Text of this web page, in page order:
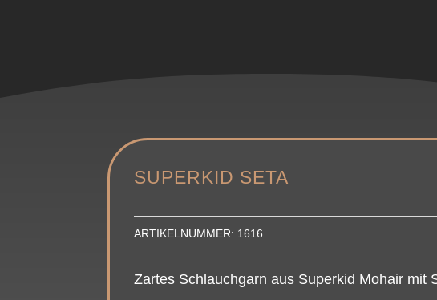
SUPERKID SETA
ARTIKELNUMMER: 1616
Zartes Schlauchgarn aus Superkid Mohair mit